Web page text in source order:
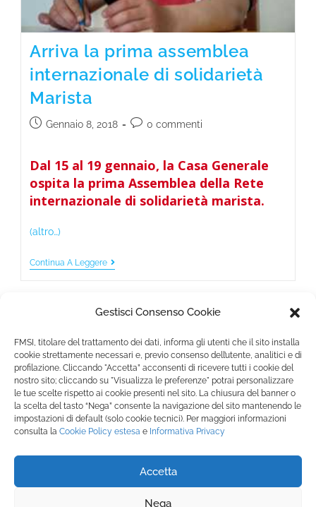
Gestisci Consenso Cookie
FMSI, titolare del trattamento dei dati, informa gli utenti che il sito installa
cookie strettamente necessari e, previo consenso dell’utente, analitici e di
profilazione. Cliccando "Accetta” acconsenti di ricevere tutti i cookie del
nostro sito; cliccando su "Visualizza le preferenze" potrai personalizzare
le tue scelte rispetto ai cookie presenti nel sito. La chiusura del banner o
la scelta del tasto “Nega” consente la navigazione del sito mantenendo le
impostazioni di default (solo cookie tecnici). Per maggiori informazioni
consulta la Cookie Policy estesa e Informativa Privacy
Accetta
Nega
Arriva la prima assemblea
internazionale di solidarietà
Marista
Gennaio 8, 2018 0 commenti
Dal 15 al 19 gennaio, la Casa Generale
ospita la prima Assemblea della Rete
internazionale di solidarietà marista.
(altro…)
Continua A Leggere
Fondazione Marista per la Solidarietà Internazionale ETS
P.le M. Champagnat, 2 00144 Roma, Italia
Tel.: +39 06 54 5171 | Fax: +39 06 54 517 500
SEGUICI SU: